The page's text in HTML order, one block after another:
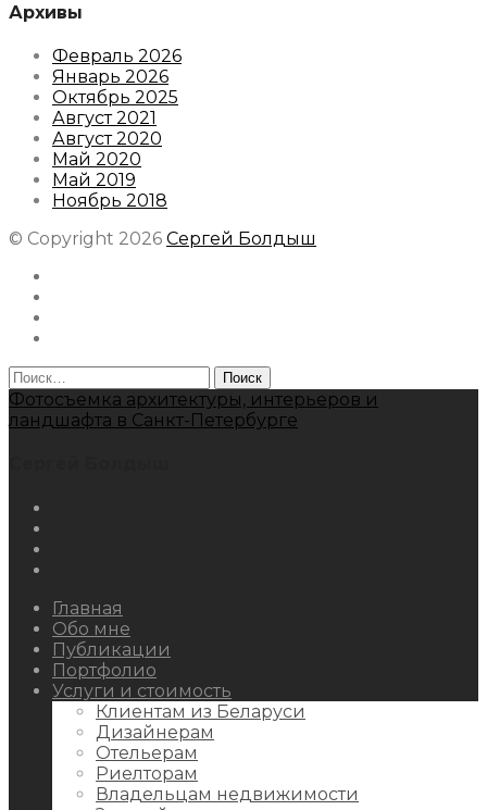
Архивы
Февраль 2026
Январь 2026
Октябрь 2025
Август 2021
Август 2020
Май 2020
Май 2019
Ноябрь 2018
© Copyright 2026 Сергей Болдыш
Найти:
Фотосъемка архитектуры, интерьеров и
ландшафта в Санкт-Петербурге
Главная
Обо мне
Публикации
Портфолио
Услуги и стоимость
Клиентам из Беларуси
Дизайнерам
Отельерам
Риелторам
Владельцам недвижимости